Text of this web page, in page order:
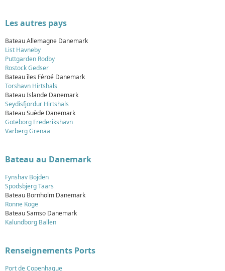
Les autres pays
Bateau Allemagne Danemark
List Havneby
Puttgarden Rodby
Rostock Gedser
Bateau îles Féroé Danemark
Torshavn Hirtshals
Bateau Islande Danemark
Seydisfjordur Hirtshals
Bateau Suède Danemark
Goteborg Frederikshavn
Varberg Grenaa
Bateau au Danemark
Fynshav Bojden
Spodsbjerg Taars
Bateau Bornholm Danemark
Ronne Koge
Bateau Samso Danemark
Kalundborg Ballen
Renseignements Ports
Port de Copenhague